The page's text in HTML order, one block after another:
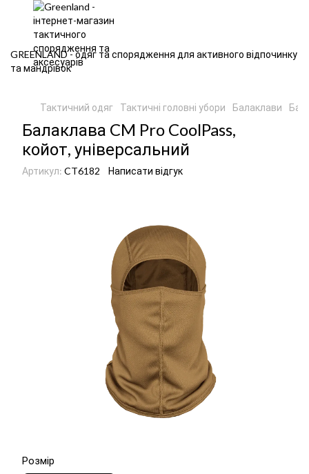
GREENLAND - одяг та спорядження для активного відпочинку
та мандрівок
Тактичний одяг Тактичні головні убори Балаклави
Балаклава CM Pro CoolPass,
койот, універсальний
Артикул: CT6182 Написати відгук
Розмір